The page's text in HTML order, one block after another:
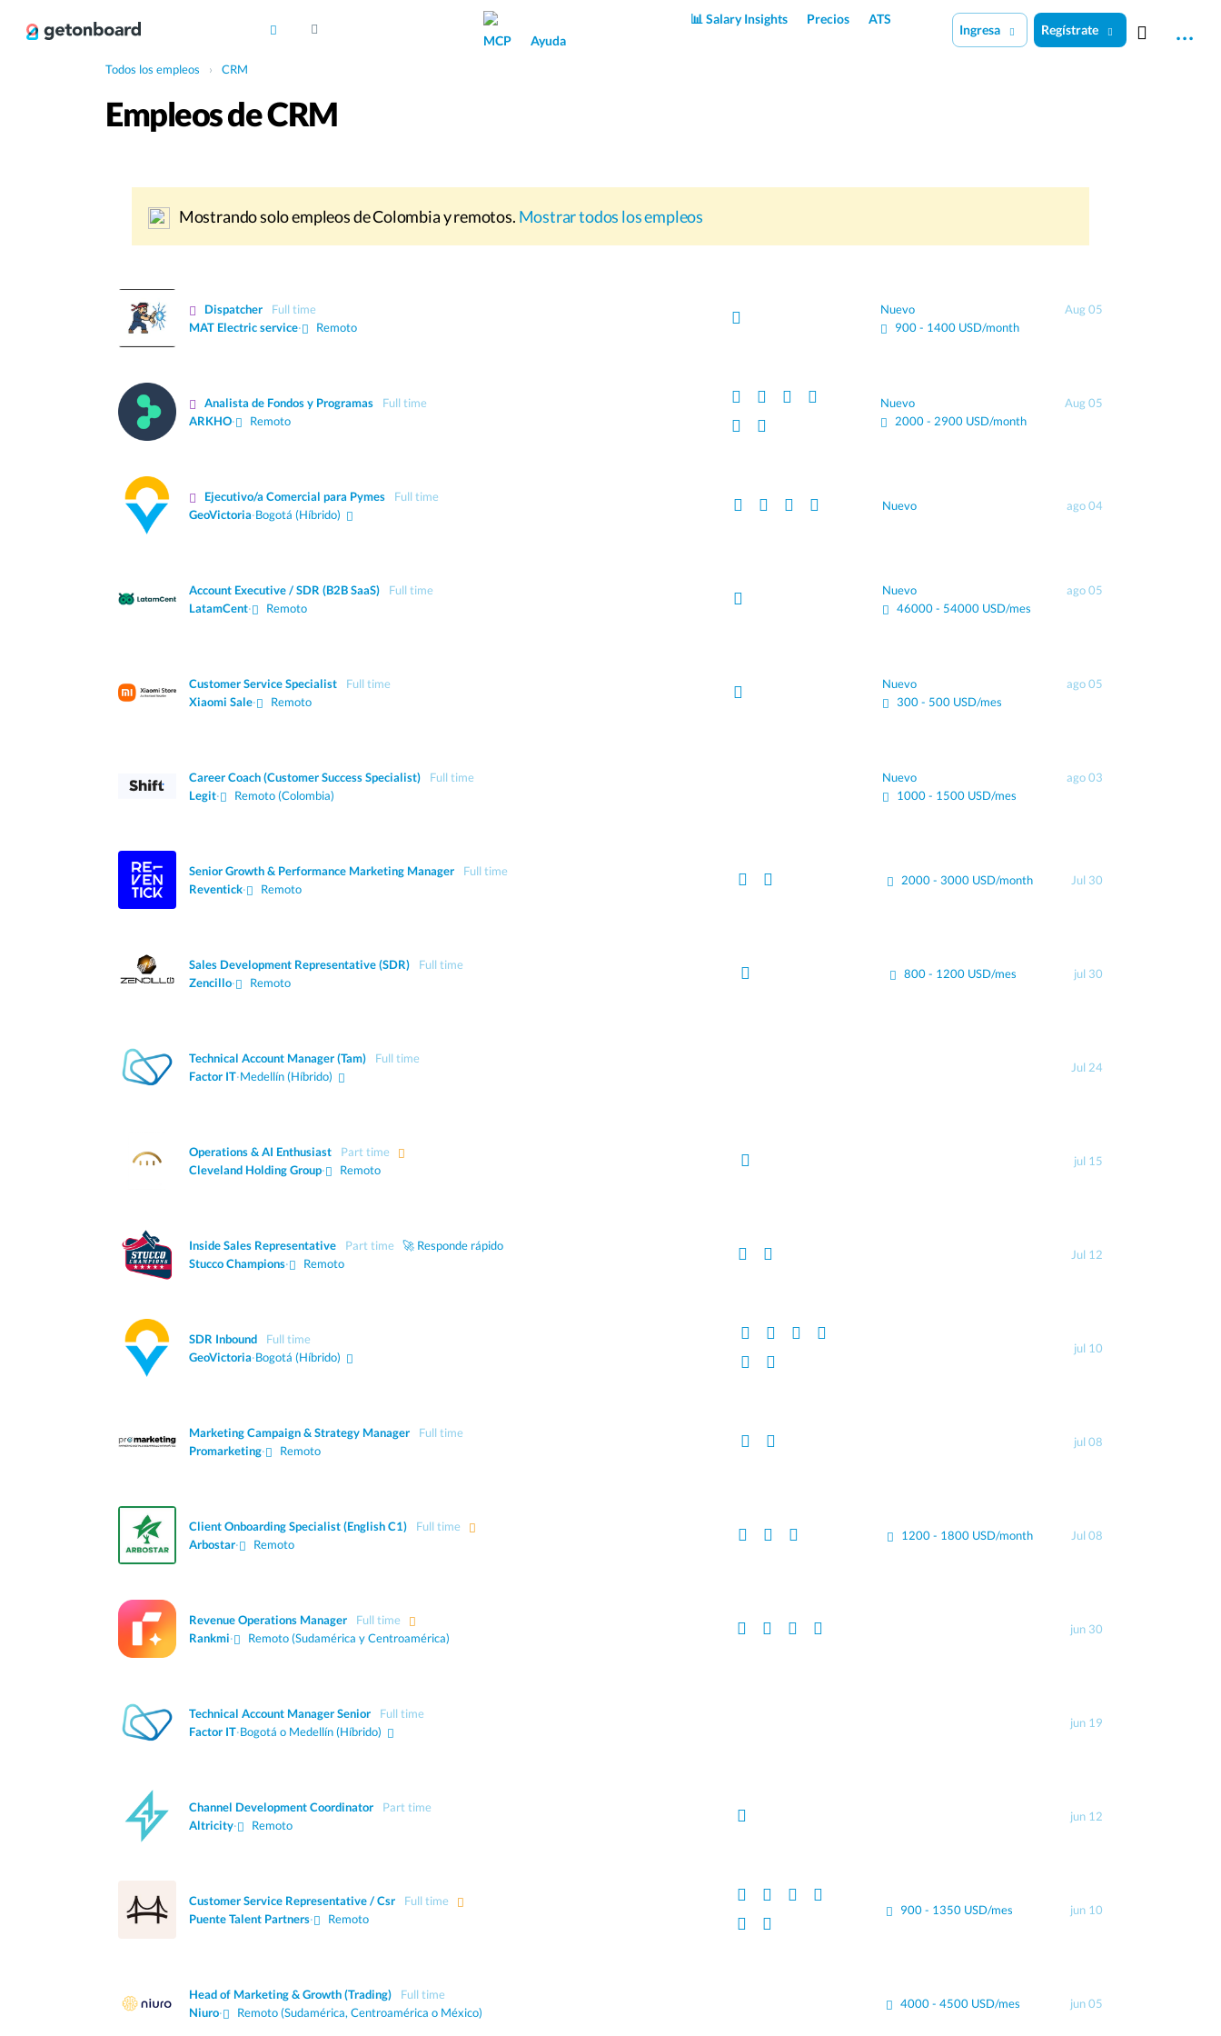
📊 Salary Insights Precios
ATS
MCP
Ayuda
Ingresa Regístrate
Todos los empleos › CRM
Empleos de CRM
Mostrando solo empleos de Colombia y remotos. Mostrar todos los empleos
Dispatcher
Full time
MAT Electric service· Remoto
Nuevo
900 - 1400 USD/month
Aug 05
Analista de Fondos y Programas
Full time
ARKHO· Remoto
Nuevo
2000 - 2900 USD/month
Aug 05
Ejecutivo/a Comercial para Pymes
Full time
GeoVictoria·Bogotá (Híbrido)
Nuevo ago 04
Account Executive / SDR (B2B SaaS)
Full time
LatamCent· Remoto
Nuevo
46000 - 54000 USD/mes
ago 05
Customer Service Specialist
Full time
Xiaomi Sale· Remoto
Nuevo
300 - 500 USD/mes
ago 05
Career Coach (Customer Success Specialist)
Full time
Legit· Remoto (Colombia)
Nuevo
1000 - 1500 USD/mes
ago 03
Senior Growth & Performance Marketing Manager
Full time
Reventick· Remoto
2000 - 3000 USD/month Jul 30
Sales Development Representative (SDR)
Full time
Zencillo· Remoto
800 - 1200 USD/mes jul 30
Technical Account Manager (Tam)
Full time
Factor IT·Medellín(Híbrido)
Jul 24
Operations & AI Enthusiast
Part time
Cleveland Holding Group· Remoto
jul 15
Inside Sales Representative Part time
🚀 Responde rápido
Stucco Champions· Remoto
Jul 12
SDR Inbound
Full time
GeoVictoria·Bogotá (Híbrido)
jul 10
Marketing Campaign & Strategy Manager
Full time
Promarketing· Remoto
jul 08
Client Onboarding Specialist (English C1)
Full time
Arbostar· Remoto
1200 - 1800 USD/month Jul 08
Revenue Operations Manager
Full time
Rankmi· Remoto (Sudamérica y Centroamérica)
jun 30
Technical Account Manager Senior
Full time
Factor IT·Bogotá o Medellín(Híbrido)
jun 19
Channel Development Coordinator
Part time
Altricity· Remoto
jun 12
Customer Service Representative / Csr
Full time
Puente Talent Partners· Remoto
900 - 1350 USD/mes jun 10
Head of Marketing & Growth (Trading)
Full time
Niuro· Remoto (Sudamérica, Centroamérica o México)
4000 - 4500 USD/mes jun 05